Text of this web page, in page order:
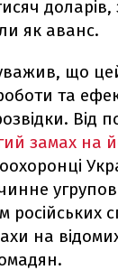
доларів,
як аванс.
що
та
Від
замах на
російських
на